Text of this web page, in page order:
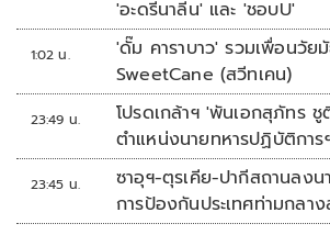
'อะดรีนาลีน' และ 'ชอบU'
1:02 น.
'ดั๊ม คาราบาว' รวมเพื่อนวัย
SweetCane (สวีทเคน)
23:49 น.
โปรดเกล้าฯ 'พันเอกสุภัทร
ตำแหน่งนายทหารปฏิบัติการ
'พลตรี'
23:45 น.
ซาอุฯ-ตุรเคีย-ปากีสถานลง
การป้องกันประเทศท่ามกลา